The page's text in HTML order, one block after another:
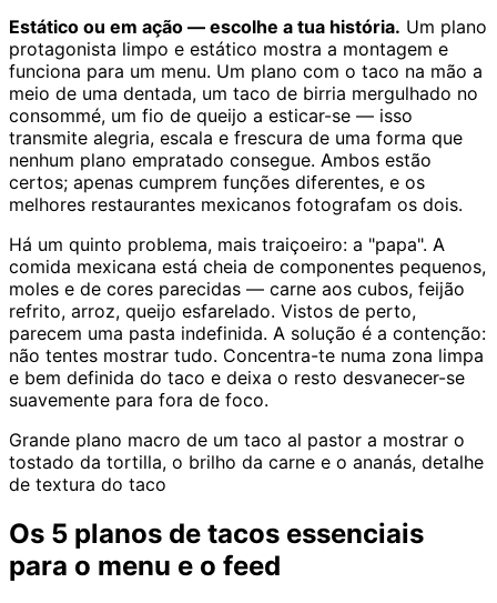
Estático ou em ação — escolhe a tua história. Um plano
protagonista limpo e estático mostra a montagem e
funciona para um menu. Um plano com o taco na mão a
meio de uma dentada, um taco de birria mergulhado no
consommé, um fio de queijo a esticar-se — isso
transmite alegria, escala e frescura de uma forma que
nenhum plano empratado consegue. Ambos estão
certos; apenas cumprem funções diferentes, e os
melhores restaurantes mexicanos fotografam os dois.
Há um quinto problema, mais traiçoeiro: a "papa". A
comida mexicana está cheia de componentes pequenos,
moles e de cores parecidas — carne aos cubos, feijão
refrito, arroz, queijo esfarelado. Vistos de perto,
parecem uma pasta indefinida. A solução é a contenção:
não tentes mostrar tudo. Concentra-te numa zona limpa
e bem definida do taco e deixa o resto desvanecer-se
suavemente para fora de foco.
Grande plano macro de um taco al pastor a mostrar o
tostado da tortilla, o brilho da carne e o ananás, detalhe
de textura do taco
Os 5 planos de tacos essenciais
para o menu e o feed